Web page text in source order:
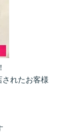
れたお客様